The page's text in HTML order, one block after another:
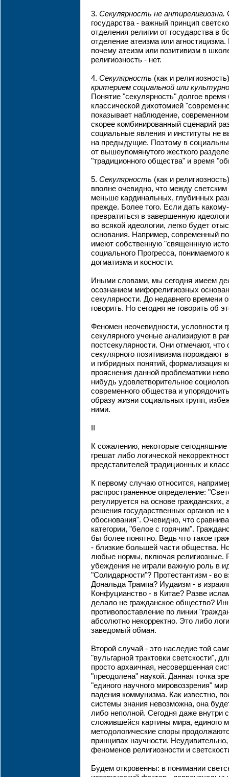
3. Секулярность не антирелигиозна.
государства - важный принцип
отделения религии от государства в
отделение атеизма или
почему атеизм или позитивизм в
религиозность - нет.
4. Секулярность (как и
критерием социальной или
Понятие "секулярность" долгое
классической дихотомией
показывает наблюдение,
скорее комбинированный сценарий
социальные явления и институты не
на предыдущие. Поэтому в
от вышеупомянутого жесткого
"традиционного общества" и время
5. Секулярность (как и
вполне очевидно, что между светским
меньше кардинальных, глубинных
прежде. Более того. Если дать
превратиться в завершенную
во всякой идеологии, легко будет
основания. Например, современный
имеют собственную "священнную
социального Прогресса, понимаемого
догматизма и косности.
Иными словами, мы сегодня имеем
осознанием мифорелигиозных
секулярности. До недавнего времени
говорить. Но сегодня не говорить об
Феномен неочевидности, условности
секулярного ученые анализируют в
постсекулярности. Они отмечают,
секулярного позитивизма
и гибридных понятий, формализация
прояснения данной проблематики
нибудь удовлетворительное
современного общества и
образу жизни социальных групп,
ними.
К сожалению, некоторые сегодняшние
грешат либо логической
представителей традиционных и
К первому случаю относится,
распространенное определение:
регулируется на основе гражданских,
решения государственных органов не
обоснования". Очевидно, что
категории, "белое с горячим".
бы более понятно. Ведь что такое
- близкие большей части общества.
любые нормы, включая религиозные.
убеждения не играли важную роль в
"Солидарности"? Протестантизм - во
Дональда Трампа? Иудаизм - в
Конфуцианство - в Китае? Разве
делало не гражданское общество?
противопоставление по линии
абсолютно некорректно. Это либо
заведомый обман.
Второй случай - это наследие той
"вульгарной трактовки светскости",
просто архаичная, несовершенная
"преодолена" наукой. Данная точка
"единого научного мировоззрения"
падения коммунизма. Как известно,
системы знания невозможна, она
либо неполной. Сегодня даже внутри
сложившейся картины мира, единого
методологические споры
принципах научности.
феноменов религиозности и
Будем откровенны: в понимании